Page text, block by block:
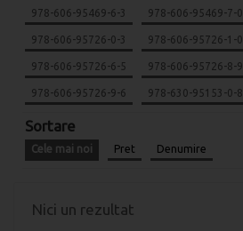
978-606-95469-6-3 978-606-95469-7-0
978-606-95726-0-3 978-606-95726-1-0
978-606-95726-6-5 978-606-95726-8-9
978-606-95726-9-6 978-630-95153-0-8
Sortare
Cele mai noi Pret Denumire
Nici un rezultat